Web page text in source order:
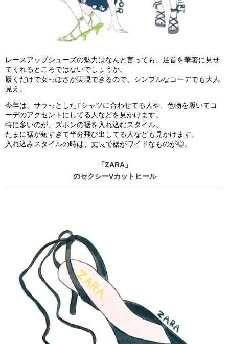
レースアップシューズの魅力はなんと言っても、足首を華奢に見せ
てくれるところではないでしょうか。
履くだけで女っぽさが実現できるので、シンプルなコーデでも大人
見え。
今年は、サラっとしたTシャツに合わせてる人や、色物を履いてコ
ーデのアクセントにしてる人などを見かけます。
特に多いのが、ズボンの裾を入れ込むスタイル。
たまに裾が短すぎて半分飛び出してる人なども見かけます。
入れ込みスタイルの時は、丈長で裾がワイドなものが◎。
「ZARA」
のセクシーVカットヒール